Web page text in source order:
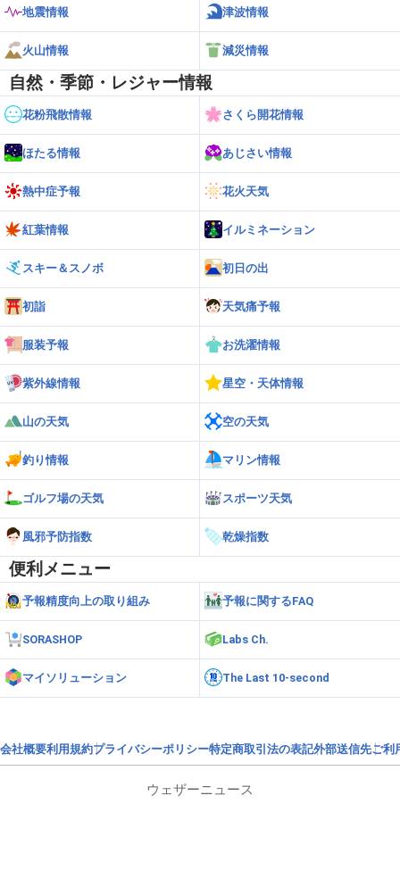
地震情報 津波情報
火山情報 減災情報
自然・季節・レジャー情報
花粉飛散情報 さくら開花情報
ほたる情報 あじさい情報
熱中症予報 花火天気
紅葉情報 イルミネーション
スキー＆スノボ 初日の出
初詣 天気痛予報
服装予報 お洗濯情報
紫外線情報 星空・天体情報
山の天気 空の天気
釣り情報 マリン情報
ゴルフ場の天気 スポーツ天気
風邪予防指数 乾燥指数
便利メニュー
予報精度向上の取り組み 予報に関するFAQ
SORASHOP Labs Ch.
マイソリューション The Last 10-second
会社概要利用規約プライバシーポリシー特定商取引法の表記外部送信先ご利
ウェザーニュース